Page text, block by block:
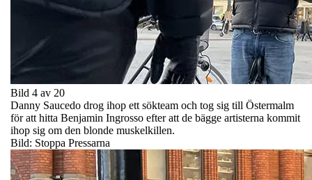
Bild 4 av 20
Danny Saucedo drog ihop ett sökteam och tog sig till Östermalm
för att hitta Benjamin Ingrosso efter att de bägge artisterna kommit
ihop sig om den blonde muskelkillen.
Bild: Stoppa Pressarna